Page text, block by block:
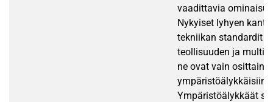
vaadittavia
Nykyiset lyhyen
tekniikan standardit
teollisuuden ja
ne ovat vain osittain
ympäristöälykkäisiin
Ympäristöälykkäät